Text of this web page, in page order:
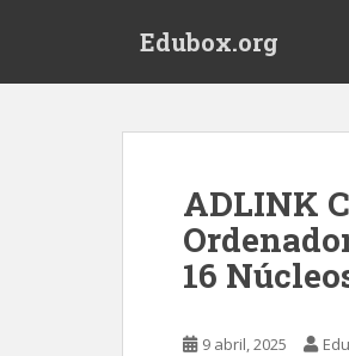
Edubox.org
ADLINK
16
9 abril, 2025